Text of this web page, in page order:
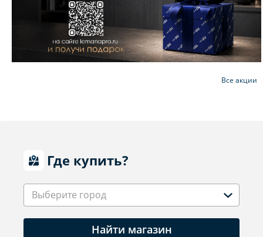
Все акции
Где купить?
Выберите город
Найти магазин